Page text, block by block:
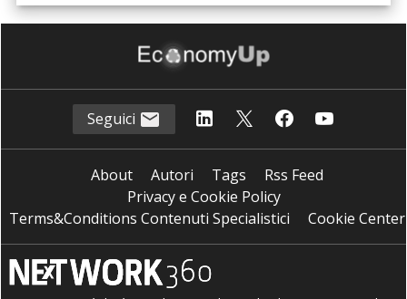
Seguici
About Autori Tags
Rss Feed
Privacy e Cookie Policy
Terms&Conditions Contenuti Specialistici
Cookie Center